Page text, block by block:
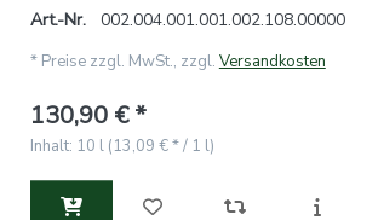
Art.-Nr. 002.004.001.001.002.108.00000
* Preise zzgl. MwSt., zzgl. Versandkosten
130,90 € *
Inhalt: 10 l (13,09 € * / 1 l)